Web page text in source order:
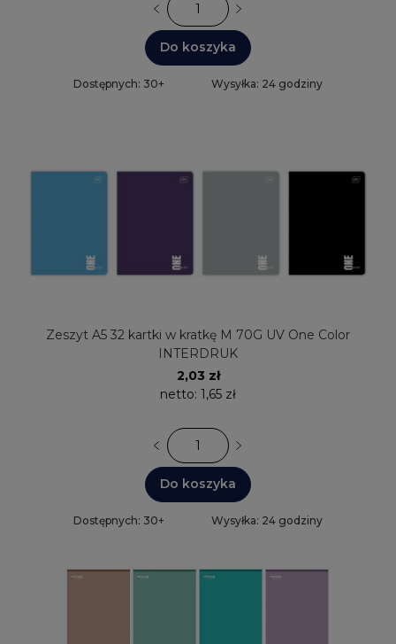
Do koszyka
Dostępnych: 30+ Wysyłka: 24 godziny
Zeszyt A5 32 kartki w kratkę M 70G UV One Color
INTERDRUK
2,03 zł
netto: 1,65 zł
Do koszyka
Dostępnych: 30+ Wysyłka: 24 godziny